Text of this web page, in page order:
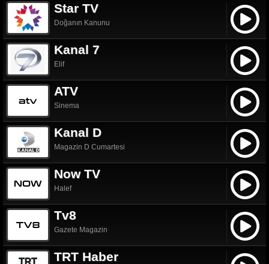
Star TV
Doğanın Kanunu
Kanal 7
Elif
ATV
Sinema
Kanal D
Magazin D Cumartesi
Now TV
Halef
Tv8
Gazete Magazin
TRT Haber